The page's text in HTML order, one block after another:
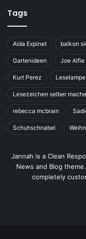
Tags
Aida Expinet balkon
Gartenideen Joe Alfie
Kurt Perez
Lesezeichen selber
rebecca mcbrain
Schuhschnabel
Jannah is a Clean
News and Blog
completely